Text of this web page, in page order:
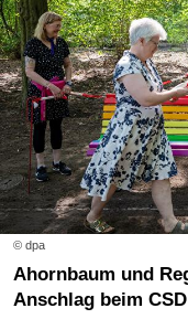
© dpa
Ahornbaum und Regenbogenbank erinnern an
Anschlag beim CSD